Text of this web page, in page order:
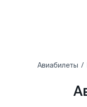
Авиабилеты